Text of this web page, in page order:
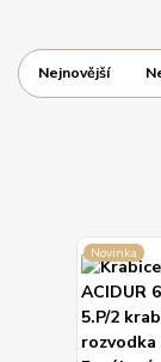
Nejnovější
Novinka